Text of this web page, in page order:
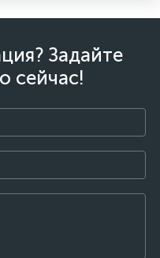
Задайте
сейчас!